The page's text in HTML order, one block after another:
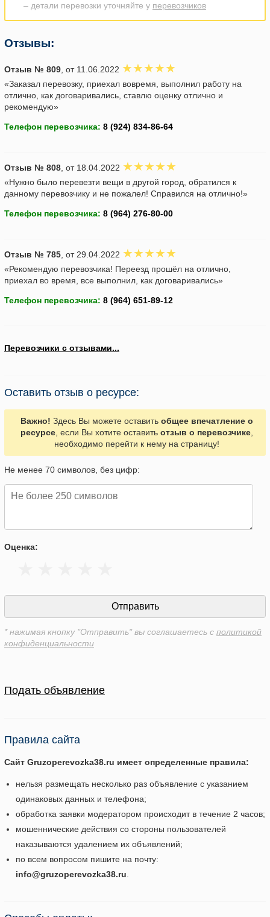
– детали перевозки уточняйте у перевозчиков
Отзывы:
Отзыв № 809 , от 11.06.2022
«Заказал перевозку, приехал вовремя, выполнил работу на
отлично, как договаривались, ставлю оценку отлично и
рекомендую»
Телефон перевозчика:
Отзыв № 808 , от 18.04.2022
«Нужно было перевезти вещи в другой город, обратился к
данному перевозчику и не пожалел! Справился на отлично!»
Телефон перевозчика:
Отзыв № 785 , от 29.04.2022
«Рекомендую перевозчика! Переезд прошёл на отлично,
приехал во время, все выполнил, как договаривались»
Телефон перевозчика:
Перевозчики с отзывами...
Оставить отзыв о ресурсе:
Важно! Здесь Вы можете оставить общее впечатление о
ресурсе, если Вы хотите оставить отзыв о перевозчике,
необходимо перейти к нему на страницу!
Не менее 70 символов, без цифр:
Оценка:
* нажимая кнопку "Отправить" вы соглашаетесь с политикой
конфиденциальности
Подать объявление
Правила сайта
Сайт Gruzoperevozka38.ru имеет определенные правила:
нельзя размещать несколько раз объявление с указанием
одинаковых данных и телефона;
обработка заявки модератором происходит в течение 2 часов;
мошеннические действия со стороны пользователей
наказываются удалением их объявлений;
по всем вопросом пишите на почту:
info@gruzoperevozka38.ru.